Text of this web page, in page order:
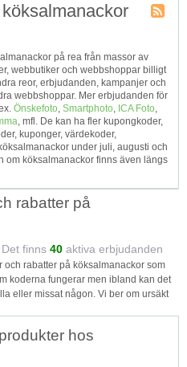
på rea från massor av
webbutiker och webbshoppar billigt
reor, erbjudanden, kampanjer och
webbshoppar. Mer erbjudanden för
Önskefoto, Smartphoto, ICA Foto,
, mfl. De kan ha fler kupongkoder,
kuponger, värdekoder,
under juli, augusti och
om köksalmanackor finns även längs
rabatter på
Det finns 40 aktiva erbjudanden
rabatter på köksalmanackor som
koderna fungerar men ibland kan det
eller missat någon. Vi ber om ursäkt
hos